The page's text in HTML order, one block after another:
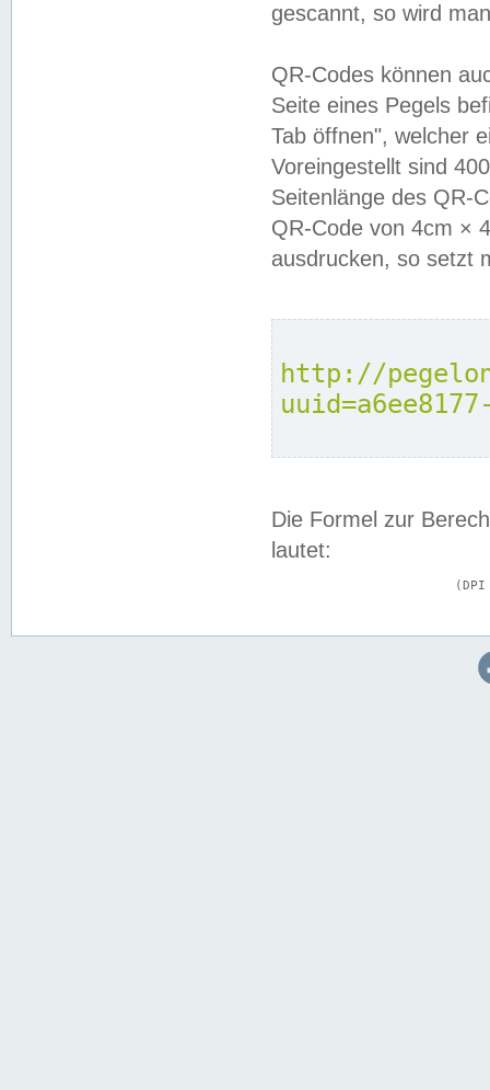
gescannt, so wird
QR-Codes können
Seite eines Pegels
Tab öffnen", welcher
Voreingestellt sind
Seitenlänge des QR-
QR-Code von 4cm ×
ausdrucken, so setzt
http://
Die Formel zur
lautet: